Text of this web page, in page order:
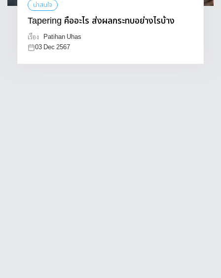
น่าสนใจ
Tapering คืออะไร ส่งผลกระทบอย่างไรบ้าง
เรื่อง
Patihan Uhas
03 Dec 2567